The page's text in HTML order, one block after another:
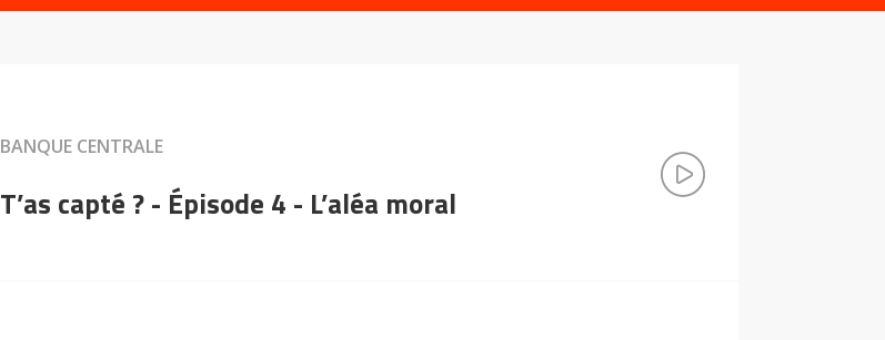
BANQUE CENTRALE
T’as capté ? - Épisode 4 - L’aléa moral